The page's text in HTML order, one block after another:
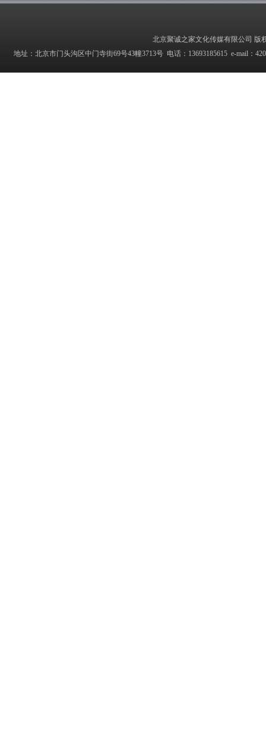
北京聚诚之家文化传媒有限公司 版
地址：北京市门头沟区中门寺街69号43幢3713号 电话：13693185615 e-mail：